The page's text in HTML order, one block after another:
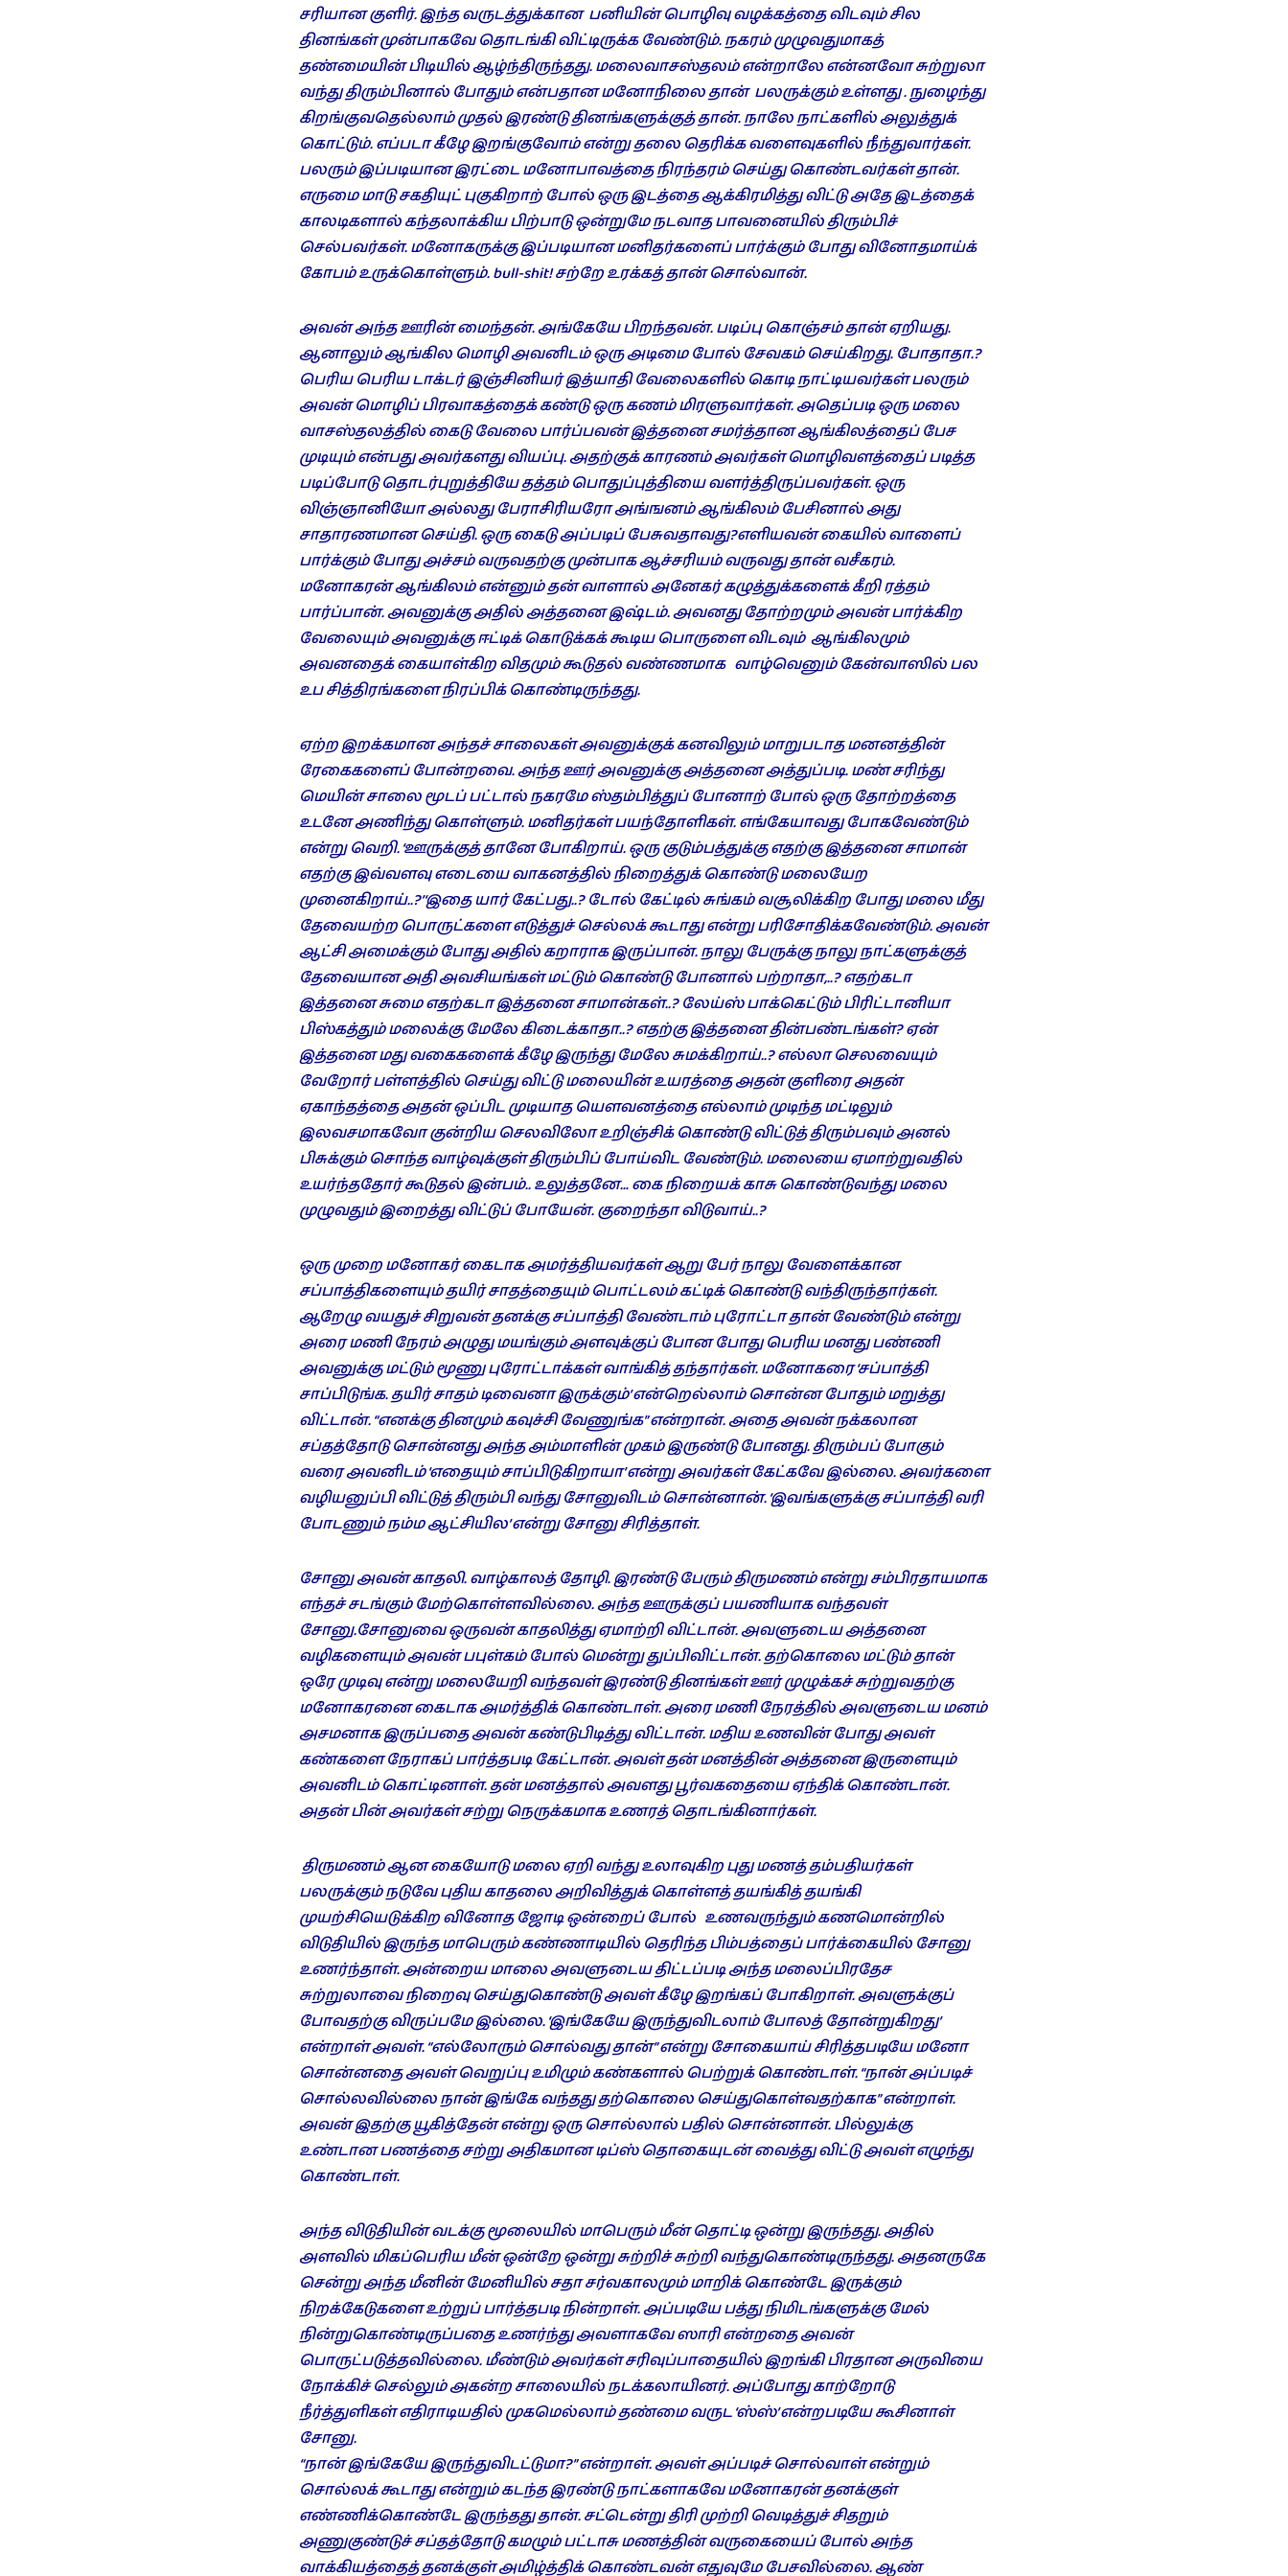
சரியான குளிர். இந்த வருடத்துக்கான பனியின் பொழிவு வழக்கத்தை விடவும் சில
தினங்கள் முன்பாகவே தொடங்கி விட்டிருக்க வேண்டும். நகரம் முழுவதுமாகத்
தண்மையின் பிடியில் ஆழ்ந்திருந்தது. மலைவாசஸ்தலம் என்றாலே என்னவோ சுற்றுலா
வந்து திரும்பினால் போதும் என்பதான மனோநிலை தான் பலருக்கும் உள்ளது . நுழைந்து
கிறங்குவதெல்லாம் முதல் இரண்டு தினங்களுக்குத் தான். நாலே நாட்களில் அலுத்துக்
கொட்டும். எப்படா கீழே இறங்குவோம் என்று தலை தெரிக்க வளைவுகளில் நீந்துவார்கள்.
பலரும் இப்படியான இரட்டை மனோபாவத்தை நிரந்தரம் செய்து கொண்டவர்கள் தான்.
எருமை மாடு சகதியுட் புகுகிறாற் போல் ஒரு இடத்தை ஆக்கிரமித்து விட்டு அதே இடத்தைக்
காலடிகளால் கந்தலாக்கிய பிற்பாடு ஒன்றுமே நடவாத பாவனையில் திரும்பிச்
செல்பவர்கள். மனோகருக்கு இப்படியான மனிதர்களைப் பார்க்கும் போது வினோதமாய்க்
கோபம் உருக்கொள்ளும். bull-shit! சற்றே உரக்கத் தான் சொல்வான்.
அவன் அந்த ஊரின் மைந்தன். அங்கேயே பிறந்தவன். படிப்பு கொஞ்சம் தான் ஏறியது.
ஆனாலும் ஆங்கில மொழி அவனிடம் ஒரு அடிமை போல் சேவகம் செய்கிறது. போதாதா.?
பெரிய பெரிய டாக்டர் இஞ்சினியர் இத்யாதி வேலைகளில் கொடி நாட்டியவர்கள் பலரும்
அவன் மொழிப் பிரவாகத்தைக் கண்டு ஒரு கணம் மிரளுவார்கள். அதெப்படி ஒரு மலை
வாசஸ்தலத்தில் கைடு வேலை பார்ப்பவன் இத்தனை சமர்த்தான ஆங்கிலத்தைப் பேச
முடியும் என்பது அவர்களது வியப்பு. அதற்குக் காரணம் அவர்கள் மொழிவளத்தைப் படித்த
படிப்போடு தொடர்புறுத்தியே தத்தம் பொதுப்புத்தியை வளர்த்திருப்பவர்கள். ஒரு
விஞ்ஞானியோ அல்லது பேராசிரியரோ அங்ஙனம் ஆங்கிலம் பேசினால் அது
சாதாரணமான செய்தி. ஒரு கைடு அப்படிப் பேசுவதாவது?எளியவன் கையில் வாளைப்
பார்க்கும் போது அச்சம் வருவதற்கு முன்பாக ஆச்சரியம் வருவது தான் வசீகரம்.
மனோகரன் ஆங்கிலம் என்னும் தன் வாளால் அனேகர் கழுத்துக்களைக் கீறி ரத்தம்
பார்ப்பான். அவனுக்கு அதில் அத்தனை இஷ்டம். அவனது தோற்றமும் அவன் பார்க்கிற
வேலையும் அவனுக்கு ஈட்டிக் கொடுக்கக் கூடிய பொருளை விடவும் ஆங்கிலமும்
அவனதைக் கையாள்கிற விதமும் கூடுதல் வண்ணமாக வாழ்வெனும் கேன்வாஸில் பல
உப சித்திரங்களை நிரப்பிக் கொண்டிருந்தது.
ஏற்ற இறக்கமான அந்தச் சாலைகள் அவனுக்குக் கனவிலும் மாறுபடாத மனனத்தின்
ரேகைகளைப் போன்றவை. அந்த ஊர் அவனுக்கு அத்தனை அத்துப்படி. மண் சரிந்து
மெயின் சாலை மூடப் பட்டால் நகரமே ஸ்தம்பித்துப் போனாற் போல் ஒரு தோற்றத்தை
உடனே அணிந்து கொள்ளும். மனிதர்கள் பயந்தோளிகள். எங்கேயாவது போகவேண்டும்
என்று வெறி. ‘ஊருக்குத் தானே போகிறாய். ஒரு குடும்பத்துக்கு எதற்கு இத்தனை சாமான்
எதற்கு இவ்வளவு எடையை வாகனத்தில் நிறைத்துக் கொண்டு மலையேற
முனைகிறாய்..?’ ‘இதை யார் கேட்பது..? டோல் கேட்டில் சுங்கம் வசூலிக்கிற போது மலை மீது
தேவையற்ற பொருட்களை எடுத்துச் செல்லக் கூடாது என்று பரிசோதிக்கவேண்டும். அவன்
ஆட்சி அமைக்கும் போது அதில் கறாராக இருப்பான். நாலு பேருக்கு நாலு நாட்களுக்குத்
தேவையான அதி அவசியங்கள் மட்டும் கொண்டு போனால் பற்றாதா,..? எதற்கடா
இத்தனை சுமை எதற்கடா இத்தனை சாமான்கள்..? லேய்ஸ் பாக்கெட்டும் பிரிட்டானியா
பிஸ்கத்தும் மலைக்கு மேலே கிடைக்காதா..? எதற்கு இத்தனை தின்பண்டங்கள்? ஏன்
இத்தனை மது வகைகளைக் கீழே இருந்து மேலே சுமக்கிறாய்..? எல்லா செலவையும்
வேறோர் பள்ளத்தில் செய்து விட்டு மலையின் உயரத்தை அதன் குளிரை அதன்
ஏகாந்தத்தை அதன் ஒப்பிட முடியாத யௌவனத்தை எல்லாம் முடிந்த மட்டிலும்
இலவசமாகவோ குன்றிய செலவிலோ உறிஞ்சிக் கொண்டு விட்டுத் திரும்பவும் அனல்
பிசுக்கும் சொந்த வாழ்வுக்குள் திரும்பிப் போய்விட வேண்டும். மலையை ஏமாற்றுவதில்
உயர்ந்ததோர் கூடுதல் இன்பம்.. உலுத்தனே… கை நிறையக் காசு கொண்டுவந்து மலை
முழுவதும் இறைத்து விட்டுப் போயேன். குறைந்தா விடுவாய்..?
ஒரு முறை மனோகர் கைடாக அமர்த்தியவர்கள் ஆறு பேர் நாலு வேளைக்கான
சப்பாத்திகளையும் தயிர் சாதத்தையும் பொட்டலம் கட்டிக் கொண்டு வந்திருந்தார்கள்.
ஆறேழு வயதுச் சிறுவன் தனக்கு சப்பாத்தி வேண்டாம் புரோட்டா தான் வேண்டும் என்று
அரை மணி நேரம் அழுது மயங்கும் அளவுக்குப் போன போது பெரிய மனது பண்ணி
அவனுக்கு மட்டும் மூணு புரோட்டாக்கள் வாங்கித் தந்தார்கள். மனோகரை ‘சப்பாத்தி
சாப்பிடுங்க. தயிர் சாதம் டிவைனா இருக்கும்’ என்றெல்லாம் சொன்ன போதும் மறுத்து
விட்டான். “எனக்கு தினமும் கவுச்சி வேணுங்க” என்றான். அதை அவன் நக்கலான
சப்தத்தோடு சொன்னது அந்த அம்மாளின் முகம் இருண்டு போனது. திரும்பப் போகும்
வரை அவனிடம் ‘எதையும் சாப்பிடுகிறாயா’ என்று அவர்கள் கேட்கவே இல்லை. அவர்களை
வழியனுப்பி விட்டுத் திரும்பி வந்து சோனுவிடம் சொன்னான். ‘இவங்களுக்கு சப்பாத்தி வரி
போடணும் நம்ம ஆட்சியில’ என்று சோனு சிரித்தாள்.
சோனு அவன் காதலி. வாழ்காலத் தோழி. இரண்டு பேரும் திருமணம் என்று சம்பிரதாயமாக
எந்தச் சடங்கும் மேற்கொள்ளவில்லை. அந்த ஊருக்குப் பயணியாக வந்தவள்
சோனு.சோனுவை ஒருவன் காதலித்து ஏமாற்றி விட்டான். அவளுடைய அத்தனை
வழிகளையும் அவன் பபுள்கம் போல் மென்று துப்பிவிட்டான். தற்கொலை மட்டும் தான்
ஒரே முடிவு என்று மலையேறி வந்தவள் இரண்டு தினங்கள் ஊர் முழுக்கச் சுற்றுவதற்கு
மனோகரனை கைடாக அமர்த்திக் கொண்டாள். அரை மணி நேரத்தில் அவளுடைய மனம்
அசமனாக இருப்பதை அவன் கண்டுபிடித்து விட்டான். மதிய உணவின் போது அவள்
கண்களை நேராகப் பார்த்தபடி கேட்டான். அவள் தன் மனத்தின் அத்தனை இருளையும்
அவனிடம் கொட்டினாள். தன் மனத்தால் அவளது பூர்வகதையை ஏந்திக் கொண்டான்.
அதன் பின் அவர்கள் சற்று நெருக்கமாக உணரத் தொடங்கினார்கள்.
திருமணம் ஆன கையோடு மலை ஏறி வந்து உலாவுகிற புது மணத் தம்பதியர்கள்
பலருக்கும் நடுவே புதிய காதலை அறிவித்துக் கொள்ளத் தயங்கித் தயங்கி
முயற்சியெடுக்கிற வினோத ஜோடி ஒன்றைப் போல் உணவருந்தும் கணமொன்றில்
விடுதியில் இருந்த மாபெரும் கண்ணாடியில் தெரிந்த பிம்பத்தைப் பார்க்கையில் சோனு
உணர்ந்தாள். அன்றைய மாலை அவளுடைய திட்டப்படி அந்த மலைப்பிரதேச
சுற்றுலாவை நிறைவு செய்துகொண்டு அவள் கீழே இறங்கப் போகிறாள். அவளுக்குப்
போவதற்கு விருப்பமே இல்லை. ‘இங்கேயே இருந்துவிடலாம் போலத் தோன்றுகிறது’
என்றாள் அவள். “எல்லோரும் சொல்வது தான்” என்று சோகையாய் சிரித்தபடியே மனோ
சொன்னதை அவள் வெறுப்பு உமிழும் கண்களால் பெற்றுக் கொண்டாள். “நான் அப்படிச்
சொல்லவில்லை நான் இங்கே வந்தது தற்கொலை செய்துகொள்வதற்காக” என்றாள்.
அவன் இதற்கு யூகித்தேன் என்று ஒரு சொல்லால் பதில் சொன்னான். பில்லுக்கு
உண்டான பணத்தை சற்று அதிகமான டிப்ஸ் தொகையுடன் வைத்து விட்டு அவள் எழுந்து
கொண்டாள்.
அந்த விடுதியின் வடக்கு மூலையில் மாபெரும் மீன் தொட்டி ஒன்று இருந்தது. அதில்
அளவில் மிகப்பெரிய மீன் ஒன்றே ஒன்று சுற்றிச் சுற்றி வந்துகொண்டிருந்தது. அதனருகே
சென்று அந்த மீனின் மேனியில் சதா சர்வகாலமும் மாறிக் கொண்டே இருக்கும்
நிறக்கேடுகளை உற்றுப் பார்த்தபடி நின்றாள். அப்படியே பத்து நிமிடங்களுக்கு மேல்
நின்றுகொண்டிருப்பதை உணர்ந்து அவளாகவே ஸாரி என்றதை அவன்
பொருட்படுத்தவில்லை. மீண்டும் அவர்கள் சரிவுப்பாதையில் இறங்கி பிரதான அருவியை
நோக்கிச் செல்லும் அகன்ற சாலையில் நடக்கலாயினர். அப்போது காற்றோடு
நீர்த்துளிகள் எதிராடியதில் முகமெல்லாம் தண்மை வருட ‘ஸ்ஸ்’ என்றபடியே கூசினாள்
சோனு.
“நான் இங்கேயே இருந்துவிடட்டுமா?” என்றாள். அவள் அப்படிச் சொல்வாள் என்றும்
சொல்லக் கூடாது என்றும் கடந்த இரண்டு நாட்களாகவே மனோகரன் தனக்குள்
எண்ணிக்கொண்டே இருந்தது தான். சட்டென்று திரி முற்றி வெடித்துச் சிதறும்
அணுகுண்டுச் சப்தத்தோடு கமழும் பட்டாசு மணத்தின் வருகையைப் போல் அந்த
வாக்கியத்தைத் தனக்குள் அமிழ்த்திக் கொண்டவன் எதுவுமே பேசவில்லை. ஆண்